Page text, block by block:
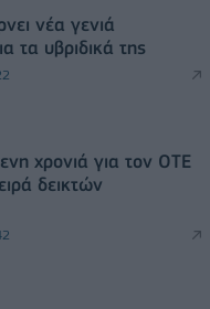
νέα γενιά
τα υβριδικά της
χρονιά για τον ΟΤΕ
δεικτών